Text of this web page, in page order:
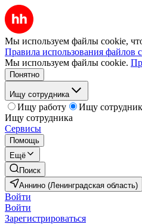
Мы используем файлы cookie,
Правила использования файлов
Мы используем файлы cookie.
Понятно
Ищу сотрудника
Ищу работу
Ищу
Ищу сотрудника
Сервисы
Помощь
Ещё
Поиск
Аннино (Ленинградская область)
Войти
Войти
Зарегистрироваться